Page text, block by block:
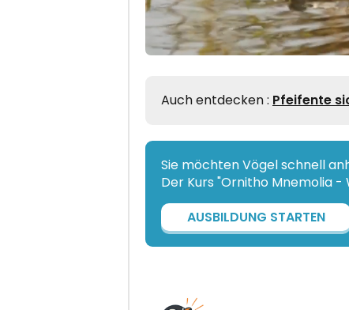
Auch entdecken : Pfeifente
Sie möchten Vögel schnell
Der Kurs "Ornitho Mnemolia
AUSBILDUNG STARTEN